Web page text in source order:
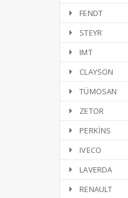
FENDT
STEYR
IMT
CLAYSON
TÜMOSAN
ZETOR
PERKİNS
IVECO
LAVERDA
RENAULT